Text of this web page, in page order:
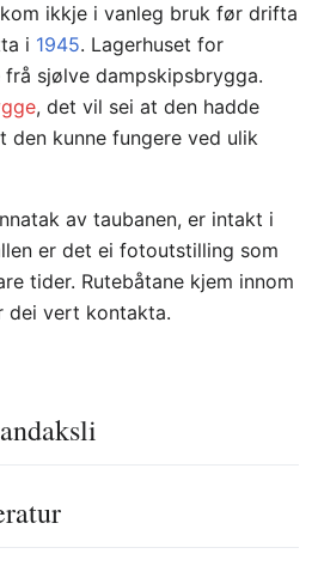
ikkje i vanleg bruk før drifta
i 1945. Lagerhuset for
sjølve dampskipsbrygga.
, det vil sei at den hadde
den kunne fungere ved ulik
av taubanen, er intakt i
er det ei fotoutstilling som
tider. Rutebåtane kjem innom
dei vert kontakta.